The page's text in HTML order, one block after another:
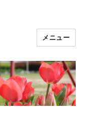
メニュー